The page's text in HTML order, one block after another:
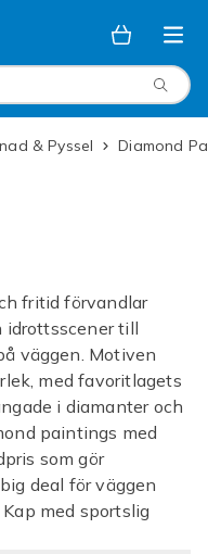
& Pyssel Diamond
fritid förvandlar
idrottsscener till
väggen. Motiven
med favoritlagets
i diamanter och
paintings med
som gör
deal för väggen
med sportslig